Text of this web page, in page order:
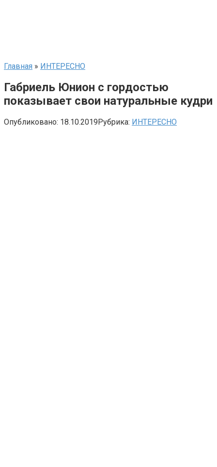
Главная » ИНТЕРЕСНО
Габриель Юнион с гордостью
показывает свои натуральные кудри
Опубликовано: 18.10.2019Рубрика: ИНТЕРЕСНО